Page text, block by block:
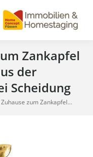
Zankapfel
der
Scheidung
zum Zankapfel…